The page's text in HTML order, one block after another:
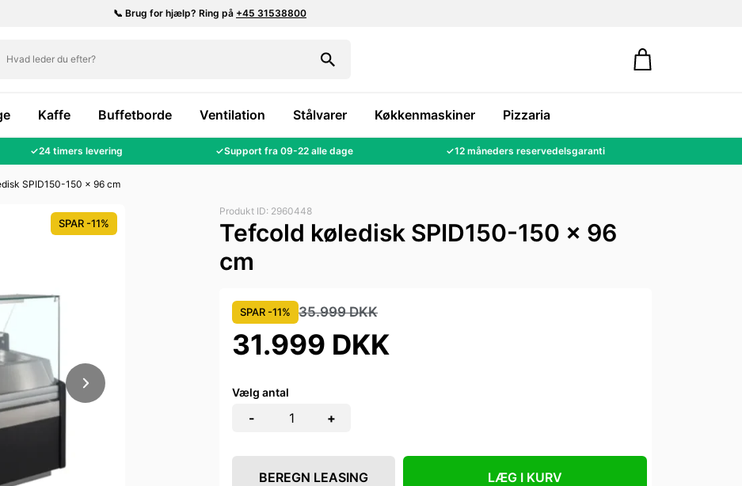
📞 Brug for hjælp? Ring på +45 31538800
Kaffe Buffetborde Ventilation Stålvarer Køkkenmaskiner Pizzaria
✓24 timers levering ✓Support fra 09-22 alle dage ✓12 måneders reservedelsgaranti
SPID150-150 x 96 cm
SPAR -11%
Produkt ID: 2960448
Tefcold køledisk SPID150-150 x 96
cm
SPAR -11% 35.999 DKK
31.999 DKK
Vælg antal
- +
BEREGN LEASING LÆG I KURV